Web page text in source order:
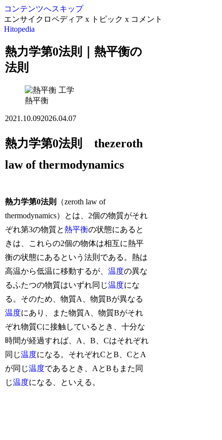
コンテンツへスキップ
エンサイクロペディア x トピック x コメント
Hitopedia
熱力学第0法則｜熱平衡の
法則
工学
熱平衡
2021.10.092026.04.07
熱力学第0法則 thezeroth
law of thermodynamics
熱力学第0法則
（zeroth law of
thermodynamics）とは、2個の物質がそれ
ぞれ第3の物質と熱平衡の状態にあると
きは、これらの2個の物体は相互に熱平
衡の状態にあるという法則である。熱は
高温から低温に移動するが、温度の異な
るふたつの物質はいずれ同じ温度にな
る。そのため、物質A、物質Bが異なる
温度にあり、また物質A、物質Bがそれ
ぞれ物質Cに接触しているとき、十分な
時間が経過すれば、A、B、Cはそれぞれ
同じ温度になる。それぞれCとB、CとA
が同じ温度であるとき、AとBもまた同
じ温度になる、といえる。